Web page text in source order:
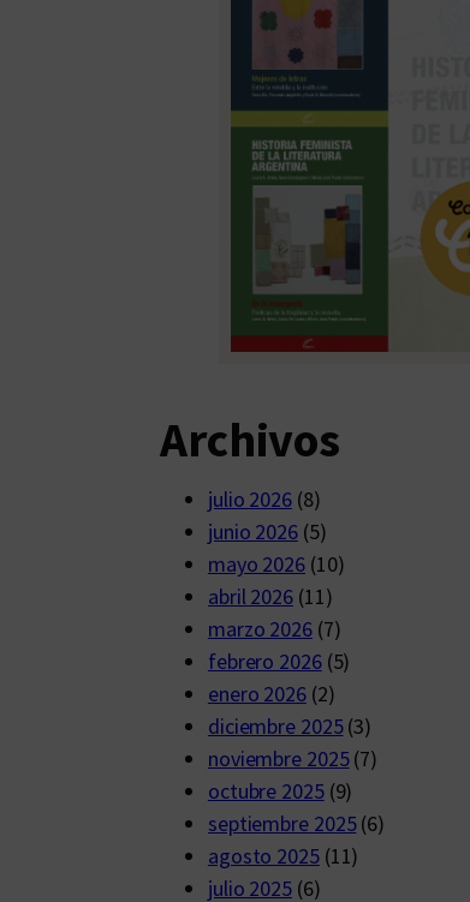
Archivos
julio 2026(8)
junio 2026(5)
mayo 2026 (10)
abril 2026(11)
marzo 2026(7)
febrero 2026(5)
enero 2026(2)
diciembre 2025(3)
noviembre 2025(7)
octubre 2025(9)
septiembre 2025(6)
agosto 2025(11)
julio 2025(6)